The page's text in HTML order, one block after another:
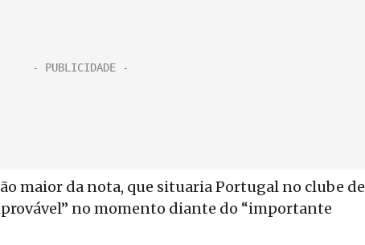
maior da nota, que situaria Portugal no clube de
no momento diante do “importante